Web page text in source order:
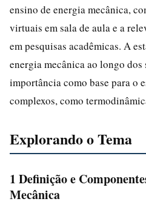
ensino de energia mecânica,
virtuais em sala de aula e a
em pesquisas acadêmicas. A
energia mecânica ao longo dos
importância como base para o
complexos, como
Explorando o Tema
1 Definição e
Mecânica